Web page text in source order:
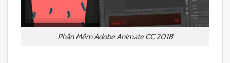
Phần Mềm Adobe Animate CC 2018